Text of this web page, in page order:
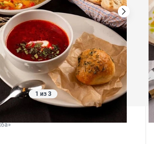
1 из 3
раз в две недели